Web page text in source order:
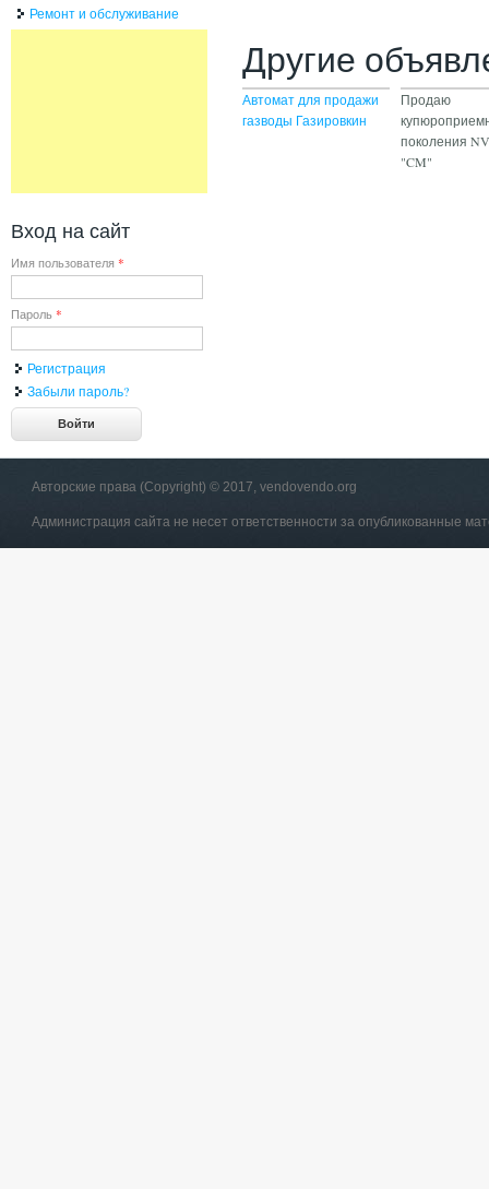
Другие
Автомат для продажи
газводы Газировкин
Продаю
поколения
"CM"
Ремонт и обслуживание
Вход на сайт
Имя пользователя *
Пароль *
Регистрация
Забыли пароль?
Авторские права (Copyright) © 2017, vendovendo.org
Администрация сайта не несет ответственности за опубликованные